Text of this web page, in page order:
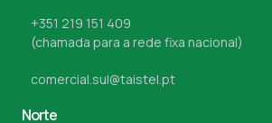
+351 219 151 409
(chamada para a rede fixa nacional)
comercial.sul@taistel.pt
Norte